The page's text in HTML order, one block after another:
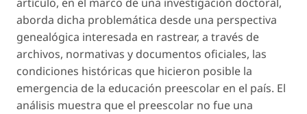
artículo, en el marco de una investigación doctoral,
aborda dicha problemática desde una perspectiva
genealógica interesada en rastrear, a través de
archivos, normativas y documentos oficiales, las
condiciones históricas que hicieron posible la
emergencia de la educación preescolar en el país. El
análisis muestra que el preescolar no fue una